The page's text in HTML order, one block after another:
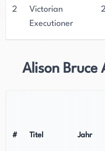
2
Victorian
Executioner
Alison Bruce
# Titel Jahr